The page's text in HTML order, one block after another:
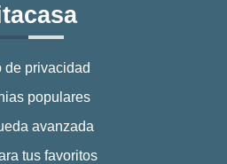
de privacidad
populares
avanzada
tus favoritos